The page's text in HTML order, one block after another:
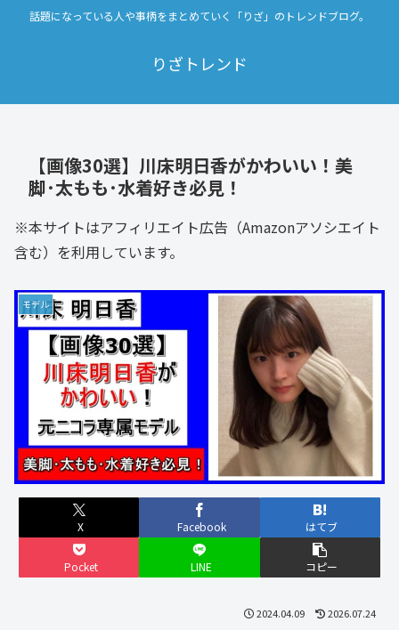
話題になっている人や事柄をまとめていく「りざ」のトレンドブログ。
りざトレンド
【画像30選】川床明日香がかわいい！美
脚･太もも･水着好き必見！
※本サイトはアフィリエイト広告（Amazonアソシエイト
含む）を利用しています。
モデル
X Facebook はてブ
Pocket LINE コピー
2024.04.09 2026.07.24